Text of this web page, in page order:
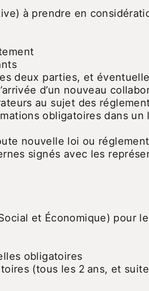
à prendre en
deux parties, et
d’un nouveau
au sujet des
obligatoires dans un
nouvelle loi ou
signés avec les
et Économique) pour
obligatoires
(tous les 2 ans, et